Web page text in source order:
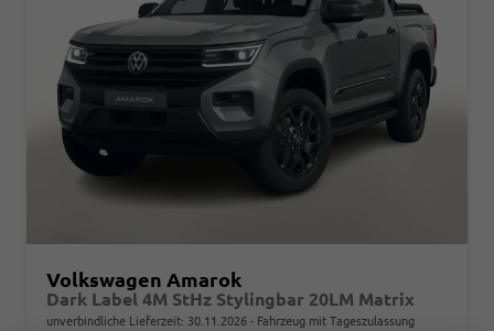
Volkswagen Amarok
Dark Label 4M StHz Stylingbar 20LM Matrix
unverbindliche Lieferzeit: 30.11.2026 Fahrzeug mit Tageszulassung